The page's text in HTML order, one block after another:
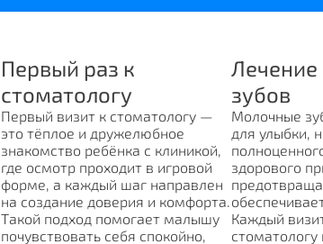
Первый раз к
стоматологу
Первый визит к стоматологу —
это тёплое и дружелюбное
знакомство ребёнка с клиникой,
где осмотр проходит в игровой
форме, а каждый шаг направлен
на создание доверия и комфорта.
Такой подход помогает малышу
почувствовать себя спокойно,
зубов
Молочные
для улыбки,
здорового
Каждый